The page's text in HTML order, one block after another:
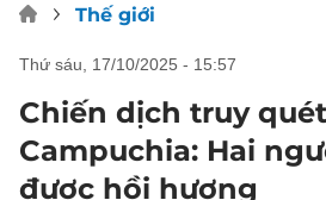
Thế giới
thứ sáu, 17/10/2025 - 15:57
Chiến dịch truy
Campuchia: Hai
được hồi hương